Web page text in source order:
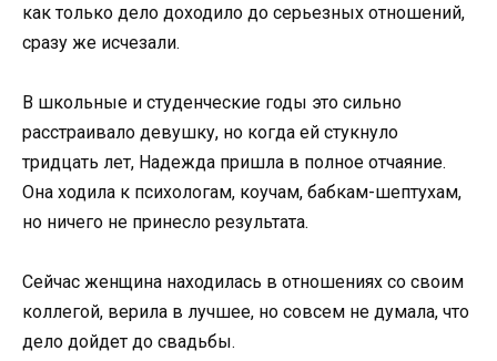
как только дело доходило до серьезных отношений,
сразу же исчезали.
В школьные и студенческие годы это сильно
расстраивало девушку, но когда ей стукнуло
тридцать лет, Надежда пришла в полное отчаяние.
Она ходила к психологам, коучам, бабкам-шептухам,
но ничего не принесло результата.
Сейчас женщина находилась в отношениях со своим
коллегой, верила в лучшее, но совсем не думала, что
дело дойдет до свадьбы.